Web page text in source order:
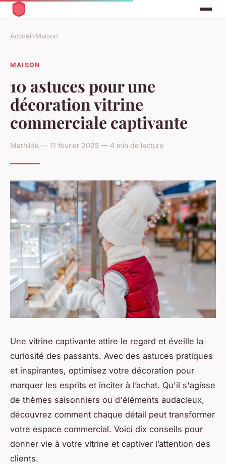
Accueil›Maison
MAISON
10 astuces pour une
décoration vitrine
commerciale captivante
Mathilde — 11 février 2025 — 4 min de lecture
Une vitrine captivante attire le regard et éveille la
curiosité des passants. Avec des astuces pratiques
et inspirantes, optimisez votre décoration pour
marquer les esprits et inciter à l’achat. Qu'il s'agisse
de thèmes saisonniers ou d'éléments audacieux,
découvrez comment chaque détail peut transformer
votre espace commercial. Voici dix conseils pour
donner vie à votre vitrine et captiver l’attention des
clients.